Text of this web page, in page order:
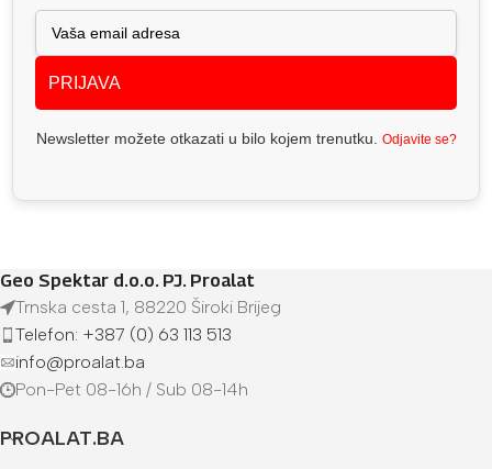
PRIJAVA
Newsletter možete otkazati u bilo kojem trenutku. Odjavite se?
Geo Spektar d.o.o. PJ. Proalat
Trnska cesta 1, 88220 Široki Brijeg
Telefon: +387 (0) 63 113 513
info@proalat.ba
Pon-Pet 08-16h / Sub 08-14h
PROALAT.BA